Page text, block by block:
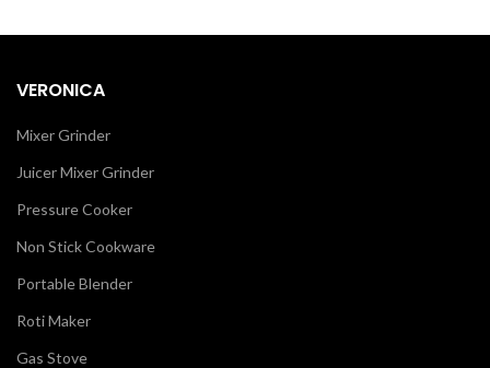
VERONICA
Mixer Grinder
Juicer Mixer Grinder
Pressure Cooker
Non Stick Cookware
Portable Blender
Roti Maker
Gas Stove